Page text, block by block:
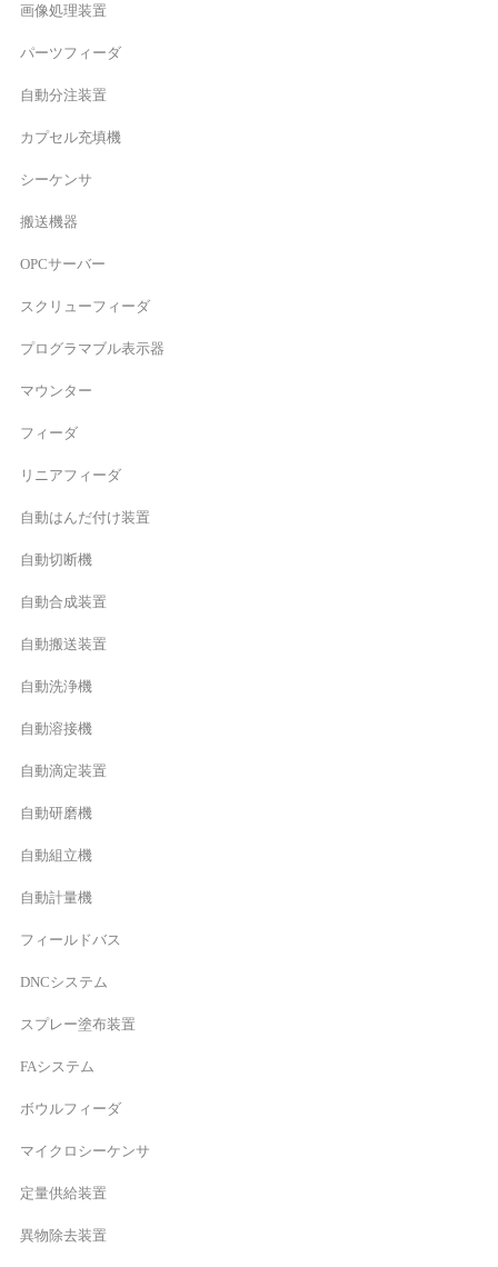
画像処理装置
パーツフィーダ
自動分注装置
カプセル充填機
シーケンサ
搬送機器
OPCサーバー
スクリューフィーダ
プログラマブル表示器
マウンター
フィーダ
リニアフィーダ
自動はんだ付け装置
自動切断機
自動合成装置
自動搬送装置
自動洗浄機
自動溶接機
自動滴定装置
自動研磨機
自動組立機
自動計量機
フィールドバス
DNCシステム
スプレー塗布装置
FAシステム
ボウルフィーダ
マイクロシーケンサ
定量供給装置
異物除去装置